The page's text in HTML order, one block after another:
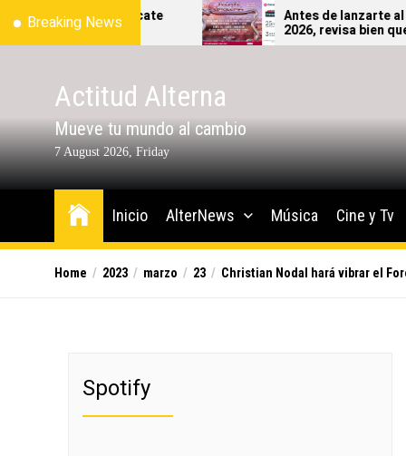
Breaking News
del Tecate Antes de lanzarte al Tecate
2026, revisa bien qué sí y qué no
podrás ingresar al festival.
Actitud Alterna
Mueve tu mundo al cambio
7 August 2026, Friday
Inicio AlterNews Música Cine y Tv
Home 2023 marzo 23 Christian Nodal hará vibrar el
Spotify